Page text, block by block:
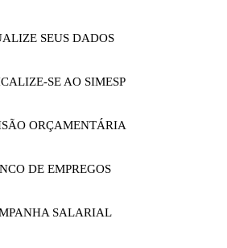
SEUS DADOS
SE AO SIMESP
ORÇAMENTÁRIA
DE EMPREGOS
SALARIAL